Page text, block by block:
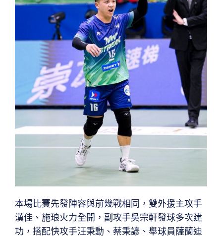
本場比賽先發陣容與前幾戰相同，雙外援主攻手
漢佳、施琅火力全開，副攻手吳宗軒發球多次建
功，搭配快攻手汪秉勳、蔡秉諺、舉球員薩蘭迪